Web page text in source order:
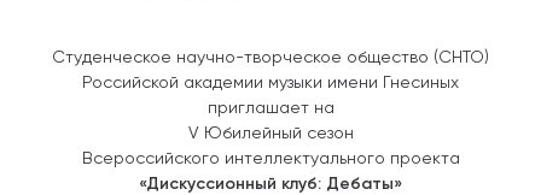
Студенческое научно-творческое общество (СНТО)
Российской академии музыки имени Гнесиных
приглашает на
V Юбилейный сезон
Всероссийского интеллектуального проекта
«Дискуссионный клуб: Дебаты»